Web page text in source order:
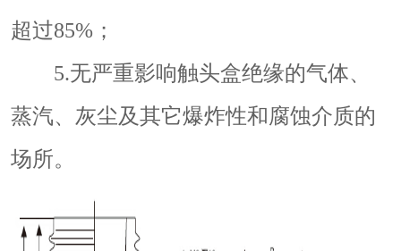
超过85%；
5.无严重影响触头盒绝缘的气体、
蒸汽、灰尘及其它爆炸性和腐蚀介质的
场所。